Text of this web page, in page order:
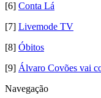
[6] Conta Lá
[7] Livemode TV
[8] Óbitos
[9] Álvaro Covões vai
Navegação